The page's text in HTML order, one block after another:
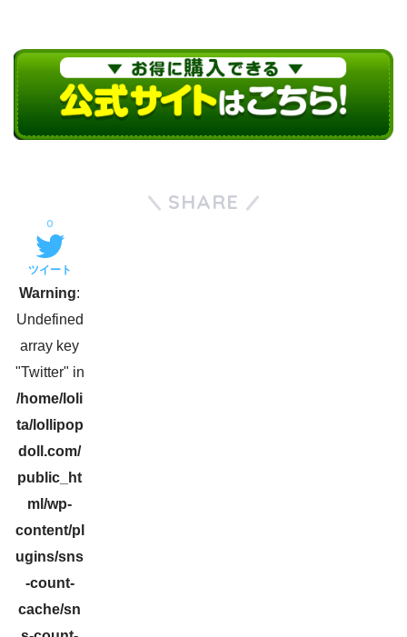
SHARE
ツイート
Warning:
Undefined
array key
"Twitter" in
/home/loli
ta/lollipop
doll.com/
public_ht
ml/wp-
content/pl
ugins/sns
-count-
cache/sn
0